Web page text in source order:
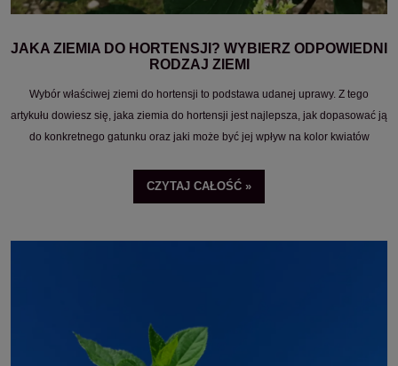
JAKA ZIEMIA DO HORTENSJI? WYBIERZ ODPOWIEDNI
RODZAJ ZIEMI
Wybór właściwej ziemi do hortensji to podstawa udanej uprawy. Z tego
artykułu dowiesz się, jaka ziemia do hortensji jest najlepsza, jak dopasować ją
do konkretnego gatunku oraz jaki może być jej wpływ na kolor kwiatów
CZYTAJ CAŁOŚĆ »